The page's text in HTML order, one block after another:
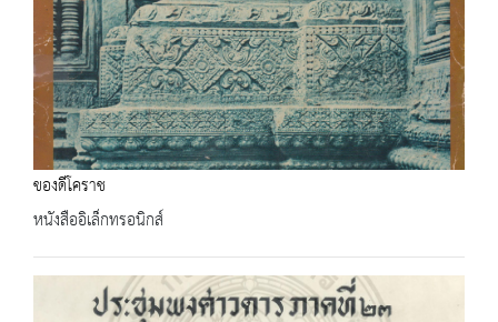
ของดีโคราช
หนังสืออิเล็กทรอนิกส์